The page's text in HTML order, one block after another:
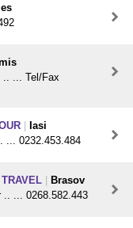
.. ... Tel/Fax
Iasi
... 0232.453.484
Brasov
.. ... 0268.582.443